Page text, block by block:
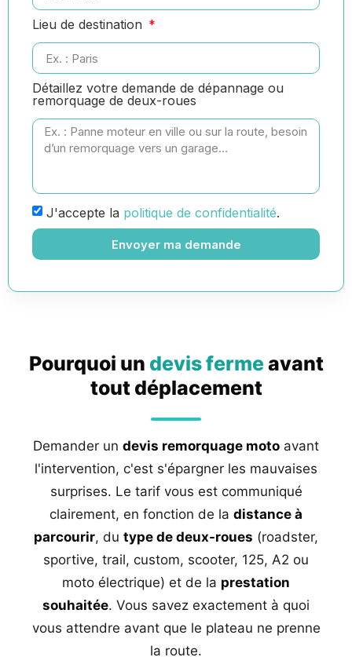
Lieu de destination
Détaillez votre demande de dépannage ou
remorquage de deux-roues
J'accepte la politique de confidentialité.
Envoyer ma demande
Pourquoi un devis fermeavant
tout déplacement
Demander un devis remorquage moto avant
l'intervention, c'est s'épargner les mauvaises
surprises. Le tarif vous est communiqué
clairement, en fonction de la distance à
parcourir, du type de deux-roues (roadster,
sportive, trail, custom, scooter, 125, A2 ou
moto électrique) et de la prestation
souhaitée. Vous savez exactement à quoi
vous attendre avant que le plateau ne prenne
la route.